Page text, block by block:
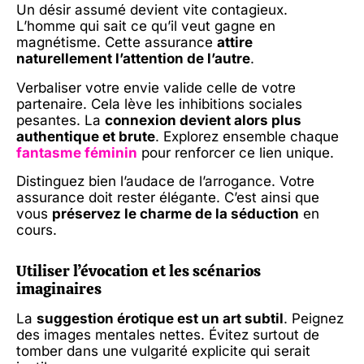
Un désir assumé devient vite contagieux.
L’homme qui sait ce qu’il veut gagne en
magnétisme. Cette assurance attire
naturellement l’attention de l’autre.
Verbaliser votre envie valide celle de votre
partenaire. Cela lève les inhibitions sociales
pesantes. La connexion devient alors plus
authentique et brute. Explorez ensemble chaque
fantasme féminin pour renforcer ce lien unique.
Distinguez bien l’audace de l’arrogance. Votre
assurance doit rester élégante. C’est ainsi que
vous préservez le charme de la séduction en
cours.
Utiliser l’évocation et les scénarios
imaginaires
La suggestion érotique est un art subtil. Peignez
des images mentales nettes. Évitez surtout de
tomber dans une vulgarité explicite qui serait